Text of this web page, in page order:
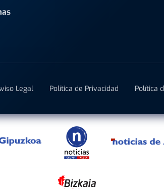
Legal Política de Privacidad Política